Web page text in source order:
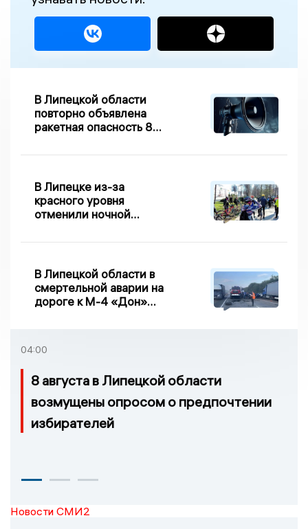
В Липецкой области
повторно объявлена
ракетная опасность 8
В Липецке из-за
красного уровня
отменили ночной
В Липецкой области в
смертельной аварии на
дороге к М-4 «Дон»
04:00
8 августа в Липецкой области
возмущены опросом о предпочтении
избирателей
Новости СМИ2